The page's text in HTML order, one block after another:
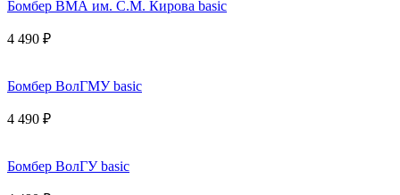
Бомбер ВМА им. С.М. Кирова basic
4 490 ₽
Бомбер ВолГМУ basic
4 490 ₽
Бомбер ВолГУ basic